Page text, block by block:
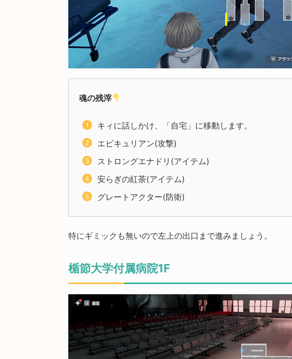
魂の残滓
キィに話しかけ、「自宅」に移動します。
エピキュリアン(攻撃)
ストロングエナドリ(アイテム)
安らぎの紅茶(アイテム)
グレートアクター(防衛)
特にギミックも無いので左上の出口まで進みましょう。
楯節大学付属病院1F